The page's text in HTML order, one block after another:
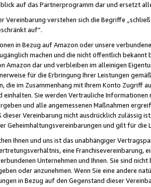
auf das Partnerprogramm dar und ersetzt
Vereinbarung verstehen sich die Begriffe
auf“.
in Bezug auf Amazon oder unsere
machen und die nicht öffentlich
Amazon dar und verbleiben im alleinigen
für die Erbringung Ihrer Leistungen
die im Zusammenhang mit Ihrem Konto
einhalten. Sie werden Vertrauliche
und alle angemessenen Maßnahmen
dieser Vereinbarung nicht ausdrücklich zulässig
Geheimhaltungsvereinbarungen und gilt für die
Ihnen und uns ist das unabhängiger
eine Franchisevereinbarung,
Unternehmen und Ihnen. Sie sind
oder anzunehmen. Wenn Sie eine andere
in Bezug auf den Gegenstand dieser